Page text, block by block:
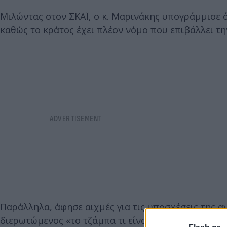
Μιλώντας στον ΣΚΑΪ, ο κ. Μαρινάκης υπογράμμισε
καθώς το κράτος έχει πλέον νόμο που επιβάλλει
Παράλληλα, άφησε αιχμές για τις υποσχέσεις της
διερωτώμενος «το τζάμπα τι είναι; Τα χρήματα